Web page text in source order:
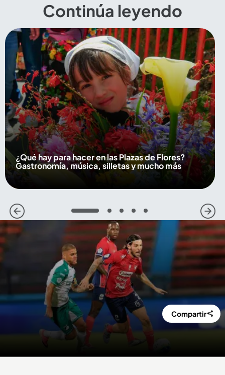
Continúa leyendo
¿Qué hay para hacer en las Plazas de Flores?
Gastronomía, música, silletas y mucho más
1 2 3 4 5
Compartir